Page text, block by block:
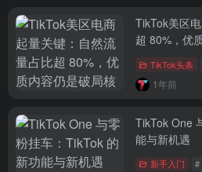
TikTok美区
超 80%，优
TikTok头条
1年前
TikTok One
能与新机遇
新手入门 #